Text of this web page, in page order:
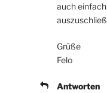
auch
Grüße
Felo
Antworten